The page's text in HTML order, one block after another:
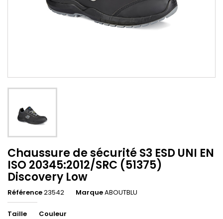
Chaussure de sécurité S3 ESD UNI EN
ISO 20345:2012/SRC (51375)
Discovery Low
Référence23542 MarqueABOUTBLU
Taille Couleur